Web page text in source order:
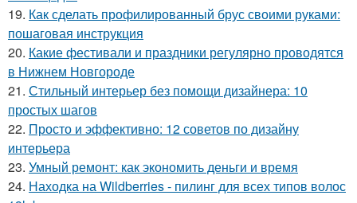
19. Как сделать профилированный брус своими руками:
пошаговая инструкция
20. Какие фестивали и праздники регулярно проводятся
в Нижнем Новгороде
21. Стильный интерьер без помощи дизайнера: 10
простых шагов
22. Просто и эффективно: 12 советов по дизайну
интерьера
23. Умный ремонт: как экономить деньги и время
24. Находка на Wildberries - пилинг для всех типов волос